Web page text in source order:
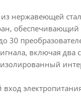
нержавеющей
30
включая два
вход